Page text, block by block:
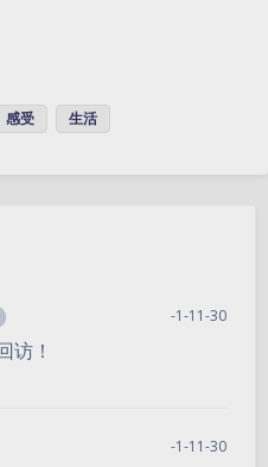
感受 生活
-1-11-30
访！
-1-11-30